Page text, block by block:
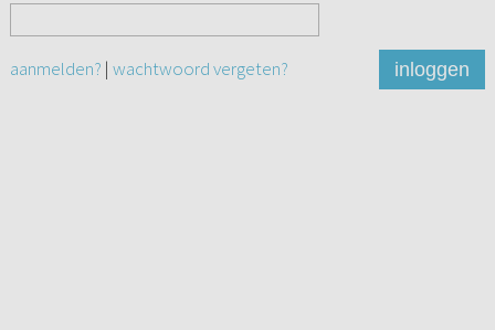
aanmelden? | wachtwoord vergeten? inloggen